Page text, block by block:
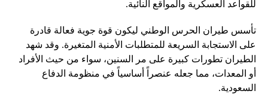
للقواعد العسكرية والمواقع النائية.
تأسس طيران الحرس الوطني ليكون قوة جوية فعالة قادرة
على الاستجابة السريعة للمتطلبات الأمنية المتغيرة. وقد شهد
الطيران تطورات كبيرة على مر السنين، سواء من حيث الأفراد
أو المعدات، مما جعله عنصراً أساسياً في منظومة الدفاع
السعودية.